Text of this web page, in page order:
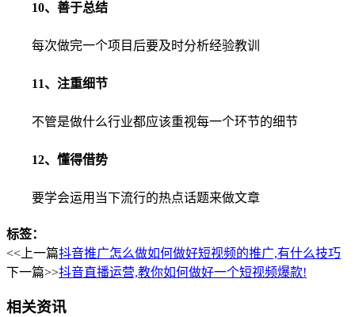
10、善于总结
每次做完一个项目后要及时分析经验教训
11、注重细节
不管是做什么行业都应该重视每一个环节的细节
12、懂得借势
要学会运用当下流行的热点话题来做文章
标签：
<<上一篇抖音推广怎么做如何做好短视频的推广,有什么技巧
下一篇>>抖音直播运营,教你如何做好一个短视频爆款!
相关资讯